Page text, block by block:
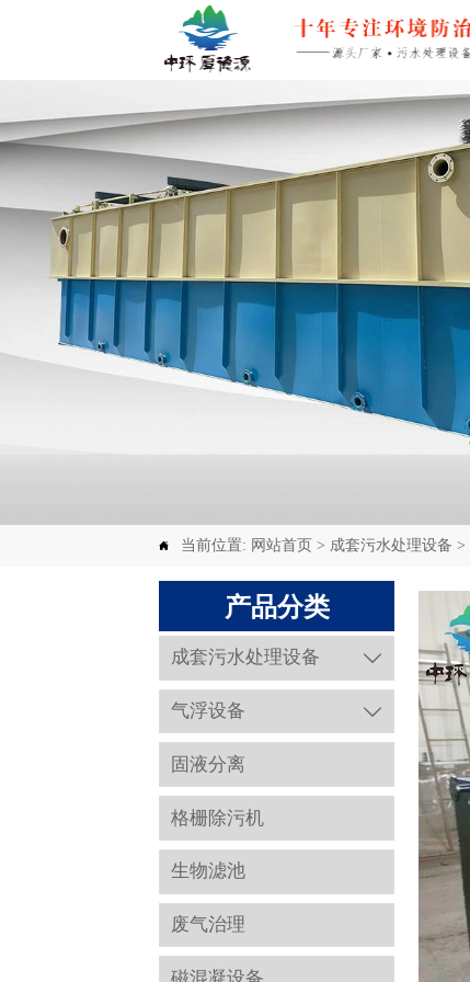
 当前位置: 网站首页 > 成套污水处理设备 >
产品分类
成套污水处理设备 
气浮设备 
固液分离
格栅除污机
生物滤池
废气治理